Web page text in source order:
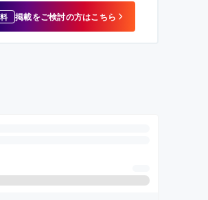
掲載をご検討の方はこちら